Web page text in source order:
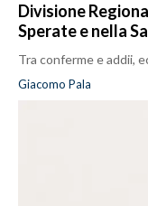
Divisione
Sperate e nella
Tra conferme e addii,
Giacomo Pala